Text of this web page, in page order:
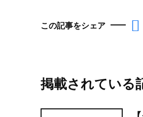
この記事をシェア
掲載されている